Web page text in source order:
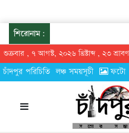
শিরোনাম:
শুক্রবার , ৭ আগস্ট, ২০২৬ খ্রিষ্টাব্দ , ২৩
চাঁদপুর পরিচিতি লঞ্চ সময়সূচী ফটো